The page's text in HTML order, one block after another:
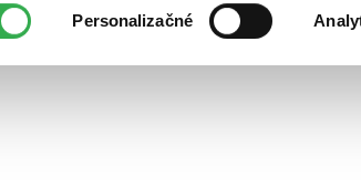
Personalizačné